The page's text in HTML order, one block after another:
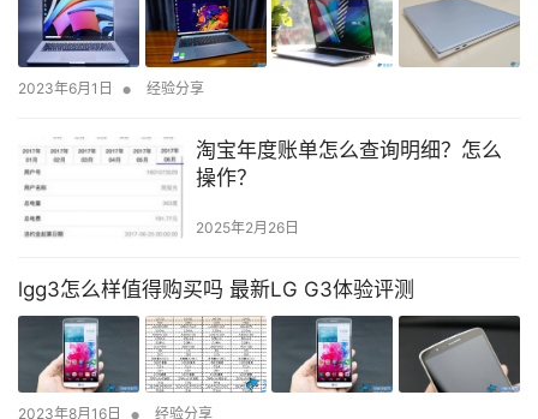
2023年6月1日 • 经验分享
淘宝年度账单怎么查询明细？怎么
操作？
2025年2月26日
lgg3怎么样值得购买吗 最新LG G3体验评测
2023年8月16日 经验分享